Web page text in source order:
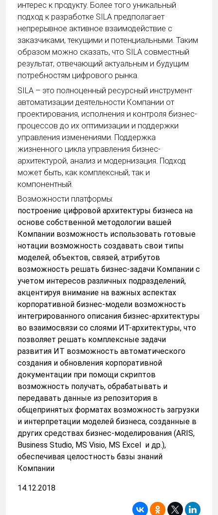
интерес к продукту. Более того уникальный
подход к разработке SILA предполагает
непрерывное активное взаимодействие с
заказчиками, текущими и потенциальными. Таким
образом можно сказать, что SILA совместный
результат, отвечающий актуальным и будущим
потребностям цифрового рынка.
SILA – это полноценный ресурсный инструмент
автоматизации деятельности Компании от
проектирования, исполнения и контроля бизнес-
процессов до их оптимизации и поддержки
управления изменениями. Поддержка
жизненного цикла управления бизнес-
архитектурой, анализ и модернизация. Подход
может быть, как комплексный, так и
компонентный.
Возможности платформы:
построение цифровой архитектуры бизнеса на
основе собственной методологии вашей
Компании возможность использовать готовые
нотации возможность создавать свои типы
моделей, объектов, связей, атрибутов
возможность решать бизнес-задачи Компании с
учетом интересов различных подразделений,
акцентируя внимание на важных аспектах
корпоративной бизнес-модели возможность
интегрированного описания бизнес-архитектуры
во взаимосвязи со слоями ИТ-архитектуры, что
позволяет решать комплексные задачи
развития ИТ возможность автоматического
создания и обновления корпоративной
документации при помощи скриптов
возможность получать, обрабатывать и
передавать данные из репозитория в
общепринятых форматах возможность загрузки
и интерпретации моделей бизнеса, созданные в
других средствах бизнес-моделирования (ARIS,
Business Studio, MS Visio, MS Excel и др.),
обеспечивая целостность базы знаний
Компании
14.12.2018